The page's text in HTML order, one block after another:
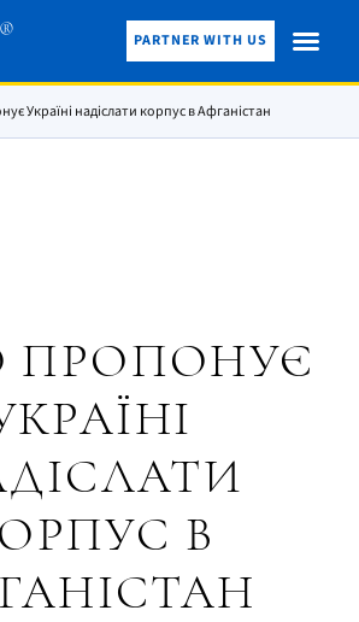
® PARTNER WITH US
Україні надіслати корпус в Афганістан
ПРОПОНУЄ
В